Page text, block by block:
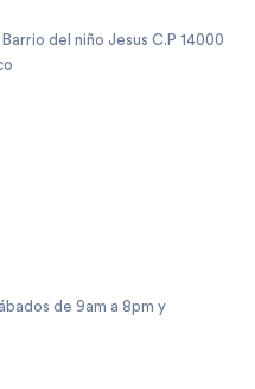
del niño Jesus C.P 14000
de 9am a 8pm y